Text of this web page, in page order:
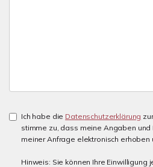
Ich habe die Datenschutzerklärung
stimme zu, dass meine Angaben
meiner Anfrage elektronisch
Hinweis: Sie können Ihre Einwilligung